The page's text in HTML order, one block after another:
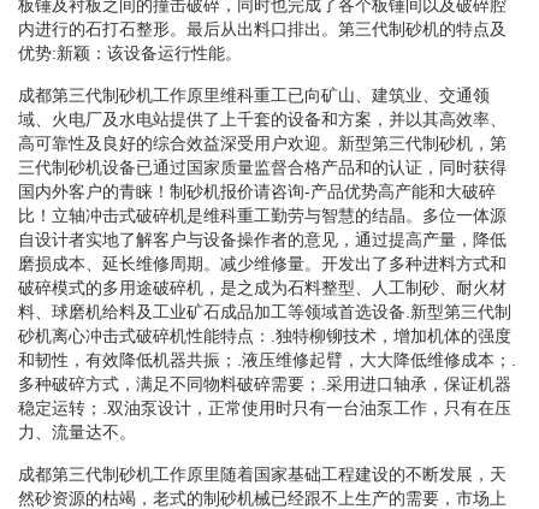
板锤及衬板之间的撞击破碎，同时也完成了各个板锤间以及破碎腔
内进行的石打石整形。最后从出料口排出。第三代制砂机的特点及
优势:新颖：该设备运行性能。
成都第三代制砂机工作原里维科重工已向矿山、建筑业、交通领
域、火电厂及水电站提供了上千套的设备和方案，并以其高效率、
高可靠性及良好的综合效益深受用户欢迎。新型第三代制砂机，第
三代制砂机设备已通过国家质量监督合格产品和的认证，同时获得
国内外客户的青睐！制砂机报价请咨询-产品优势高产能和大破碎
比！立轴冲击式破碎机是维科重工勤劳与智慧的结晶。多位一体源
自设计者实地了解客户与设备操作者的意见，通过提高产量，降低
磨损成本、延长维修周期。减少维修量。开发出了多种进料方式和
破碎模式的多用途破碎机，是之成为石料整型、人工制砂、耐火材
料、球磨机给料及工业矿石成品加工等领域首选设备.新型第三代制
砂机离心冲击式破碎机性能特点：.独特柳铆技术，增加机体的强度
和韧性，有效降低机器共振；.液压维修起臂，大大降低维修成本；.
多种破碎方式，满足不同物料破碎需要；.采用进口轴承，保证机器
稳定运转；.双油泵设计，正常使用时只有一台油泵工作，只有在压
力、流量达不。
成都第三代制砂机工作原里随着国家基础工程建设的不断发展，天
然砂资源的枯竭，老式的制砂机械已经跟不上生产的需要，市场上